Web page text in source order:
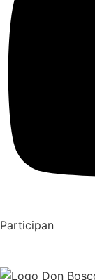
Participan